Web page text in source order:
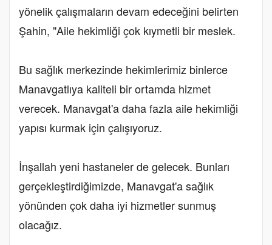
yönelik çalışmaların devam edeceğini belirten
Şahin, "Aile hekimliği çok kıymetli bir meslek.
Bu sağlık merkezinde hekimlerimiz binlerce
Manavgatlıya kaliteli bir ortamda hizmet
verecek. Manavgat'a daha fazla aile hekimliği
yapısı kurmak için çalışıyoruz.
İnşallah yeni hastaneler de gelecek. Bunları
gerçekleştirdiğimizde, Manavgat'a sağlık
yönünden çok daha iyi hizmetler sunmuş
olacağız.